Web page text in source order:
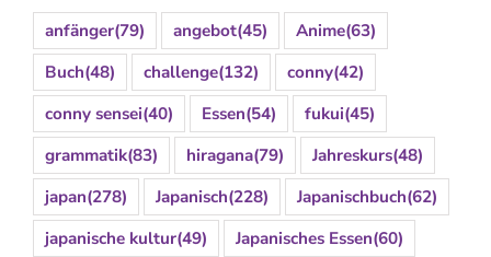
anfänger(79) angebot(45) Anime(63)
Buch(48) challenge(132) conny(42)
conny sensei(40) Essen(54) fukui(45)
grammatik(83) hiragana(79) Jahreskurs(48)
japan(278) Japanisch(228) Japanischbuch(62)
japanische kultur(49) Japanisches Essen(60)